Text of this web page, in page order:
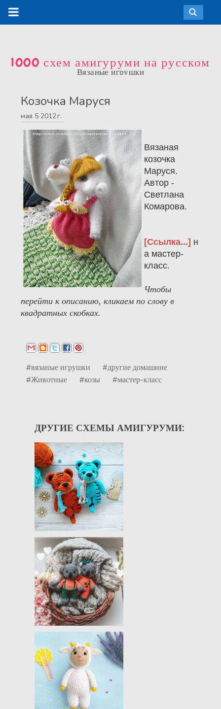
1000 схем амигуруми на русском
Вязаные игрушки
Козочка Маруся
мая 5 2012 г.
Вязаная
козочка
Маруся.
Автор -
Светлана
Комарова.
[Ссылка...] н
а мастер-
класс.
Чтобы
перейти к описанию, кликаем по слову в
квадратных скобках.
#вязаные игрушки
#другие домашние
#Животные
#козы #мастер-класс
ДРУГИЕ СХЕМЫ АМИГУРУМИ: